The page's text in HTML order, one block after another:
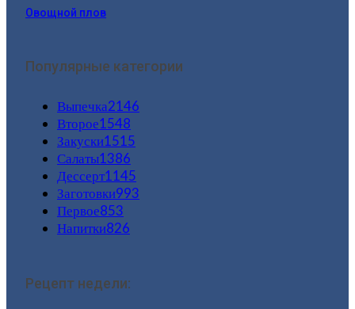
Овощной плов
Популярные категории
Выпечка2146
Второе1548
Закуски1515
Салаты1386
Дессерт1145
Заготовки993
Первое853
Напитки826
Рецепт недели: